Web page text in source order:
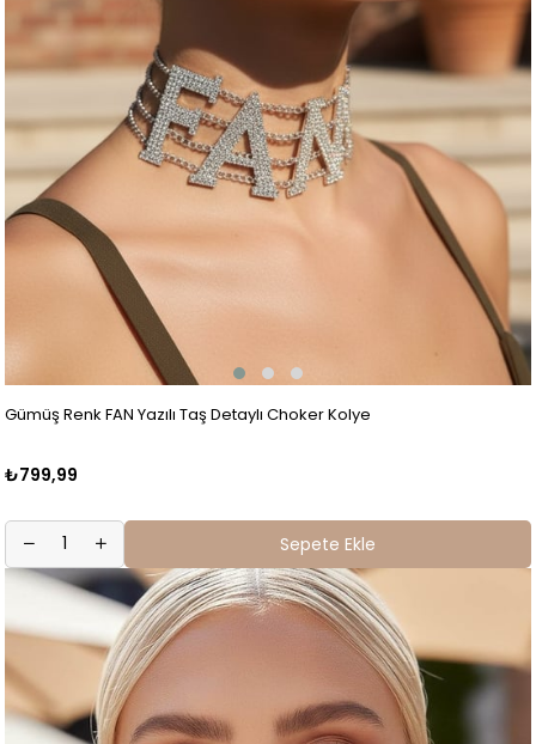
Gümüş Renk FAN Yazılı Taş Detaylı Choker Kolye
₺799,99
Sepete Ekle